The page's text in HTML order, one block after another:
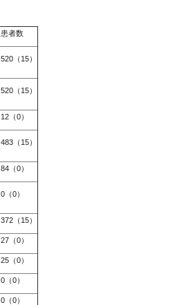
患者数
520（15）
520（15）
12（0）
483（15）
84（0）
0（0）
372（15）
27（0）
25（0）
0（0）
0（0）